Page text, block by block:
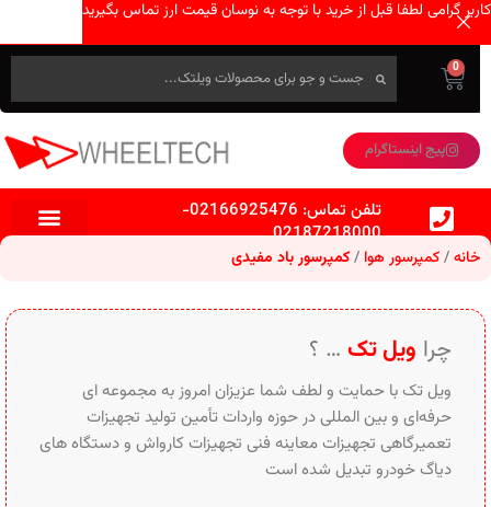
0
پیج اینستاگرام
تلفن تماس: 02166925476
-
02187218000
خانه کمپرسور هوا کمپرسور باد مفیدی
چرا ویل تک … ؟
ویل تک با حمایت و لطف شما عزیزان امروز به مجموعه ای
حرفه‌ای و بین‌ المللی در حوزه واردات تأمین تولید تجهیزات
تعمیرگاهی تجهیزات معاینه فنی تجهیزات کارواش و دستگاه های
دیاگ خودرو تبدیل شده است
کاربر گرامی لطفا قبل از خرید با توجه به نوسان قیمت ارز تماس بگیرید